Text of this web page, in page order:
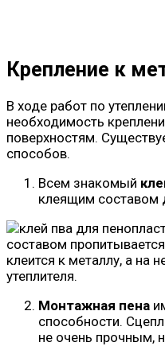
Крепление к
В ходе работ по
необходимость
поверхностям.
способов.
Всем знакомый
клеящим составом
составом
клеится к металлу, а на
утеплителя.
Монтажная пена
способности.
не очень прочным,